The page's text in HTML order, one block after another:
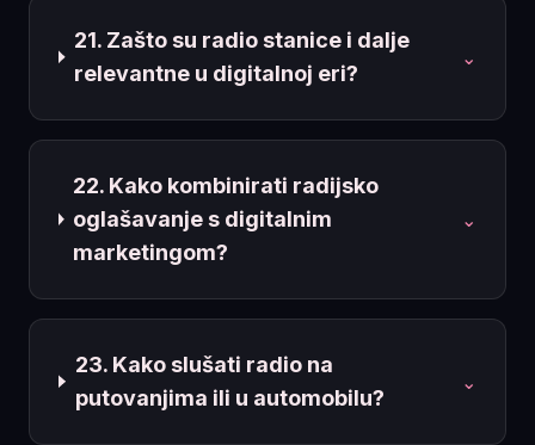
21. Zašto su radio stanice i dalje
relevantne u digitalnoj eri?
⌄
22. Kako kombinirati radijsko
oglašavanje s digitalnim
marketingom?
⌄
23. Kako slušati radio na
putovanjima ili u automobilu?
⌄